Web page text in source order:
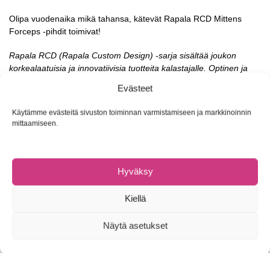
Evästeet
Käytämme evästeitä sivuston toiminnan varmistamiseen ja markkinoinnin
mittaamiseen.
Hyväksy
Kiellä
Näytä asetukset
Olipa vuodenaika mikä tahansa, kätevät Rapala RCD Mittens
Forceps -pihdit toimivat!
Rapala RCD (Rapala Custom Design) -sarja sisältää joukon
korkealaatuisia ja innovatiivisia tuotteita kalastajalle. Optinen ja
työkaluja. Tutustu näihin tuotteisin tarkemmin sillä niiden
Osasto: Kalastuspihdit
Tuotemerkki: Rapala